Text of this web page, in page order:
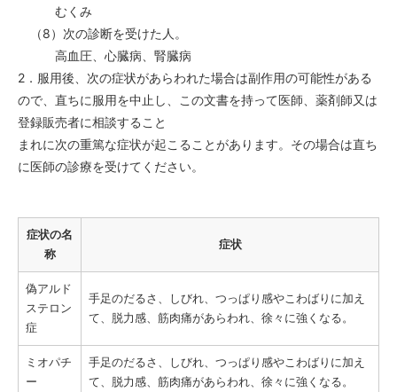
むくみ
（8）次の診断を受けた人。
高血圧、心臓病、腎臓病
2．服用後、次の症状があらわれた場合は副作用の可能性がある
ので、直ちに服用を中止し、この文書を持って医師、薬剤師又は
登録販売者に相談すること
まれに次の重篤な症状が起こることがあります。その場合は直ち
に医師の診療を受けてください。
症状の名
称
症状
偽アルド
ステロン
症
手足のだるさ、しびれ、つっぱり感やこわばりに加え
て、脱力感、筋肉痛があらわれ、徐々に強くなる。
ミオパチ
ー
手足のだるさ、しびれ、つっぱり感やこわばりに加え
て、脱力感、筋肉痛があらわれ、徐々に強くなる。